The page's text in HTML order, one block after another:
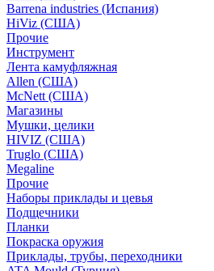
Barrena industries (Испания)
HiViz (США)
Прочие
Инструмент
Лента камуфляжная
Allen (США)
McNett (США)
Магазины
Мушки, целики
HIVIZ (США)
Truglo (США)
Megaline
Прочие
Наборы приклады и цевья
Подщечники
Планки
Покраска оружия
Приклады, трубы, переходники